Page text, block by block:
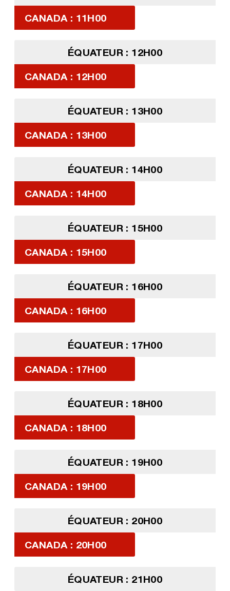
CANADA : 11H00
ÉQUATEUR : 12H00
CANADA : 12H00
ÉQUATEUR : 13H00
CANADA : 13H00
ÉQUATEUR : 14H00
CANADA : 14H00
ÉQUATEUR : 15H00
CANADA : 15H00
ÉQUATEUR : 16H00
CANADA : 16H00
ÉQUATEUR : 17H00
CANADA : 17H00
ÉQUATEUR : 18H00
CANADA : 18H00
ÉQUATEUR : 19H00
CANADA : 19H00
ÉQUATEUR : 20H00
CANADA : 20H00
ÉQUATEUR : 21H00